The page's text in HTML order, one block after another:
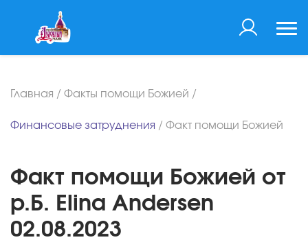
Главная / Факты помощи Божией /
Финансовые затруднения / Факт помощи Божией
Факт помощи Божией от
р.Б. Elina Andersen
02.08.2023